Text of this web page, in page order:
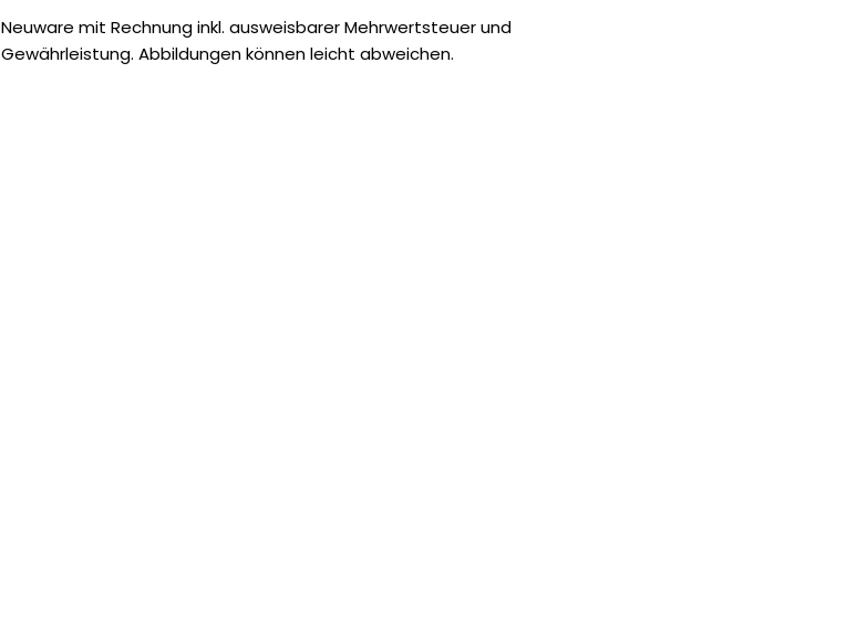
Neuware mit Rechnung inkl. ausweisbarer Mehrwertsteuer und
Gewährleistung. Abbildungen können leicht abweichen.